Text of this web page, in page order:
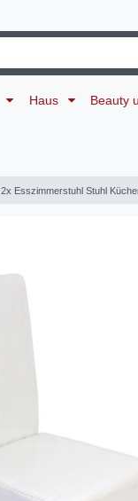
Haus Beauty
2x Esszimmerstuhl Stuhl